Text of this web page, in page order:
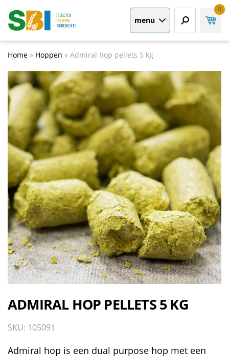
menu
0
Home » Hoppen » Admiral hop pellets 5 kg
ADMIRAL HOP PELLETS 5 KG
SKU: 105091
Admiral hop is een dual purpose hop met een